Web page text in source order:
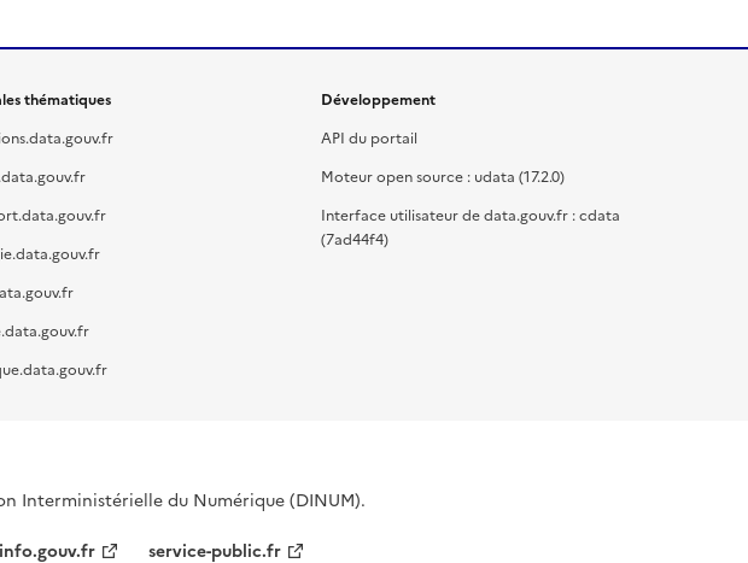
thématiques
Développement
API du portail
Moteur open source : udata (17.2.0)
Interface utilisateur de data.gouv.fr : cdata
(7ad44f4)
Interministérielle du Numérique (DINUM).
info.gouv.fr service-public.fr